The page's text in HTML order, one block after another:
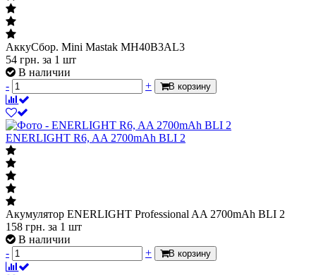
АккуСбор. Mini Mastak MH40B3AL3
54 грн. за 1 шт
В наличии
-
+ В корзину
ENERLIGHT R6, AA 2700mAh BLI 2
Акумулятор ENERLIGHT Professional AA 2700mAh BLI 2
158 грн. за 1 шт
В наличии
-
+ В корзину